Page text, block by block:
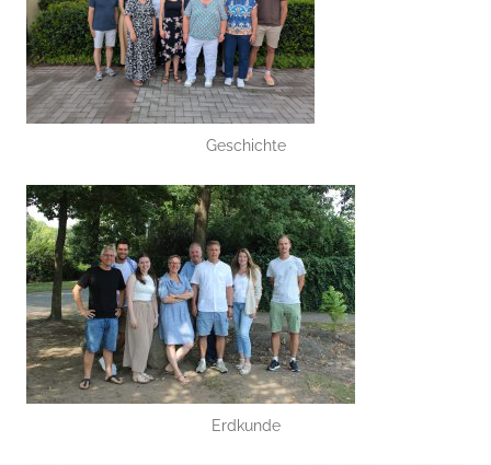
Geschichte
Erdkunde